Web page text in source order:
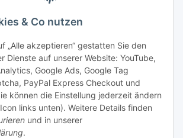
& Co nutzen
„Alle akzeptieren“ gestatten Sie den
Dienste auf unserer Website: YouTube,
Google Ads, Google Tag
PayPal Express Checkout und
können die Einstellung jederzeit ändern
links unten). Weitere Details finden
und in unserer
.
regelmäßig und jederzeit widerruflich
Abonnieren